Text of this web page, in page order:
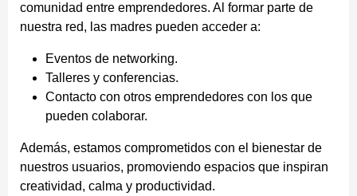
comunidad entre emprendedores. Al formar parte de
nuestra red, las madres pueden acceder a:
Eventos de networking.
Talleres y conferencias.
Contacto con otros emprendedores con los que
pueden colaborar.
Además, estamos comprometidos con el bienestar de
nuestros usuarios, promoviendo espacios que inspiran
creatividad, calma y productividad.